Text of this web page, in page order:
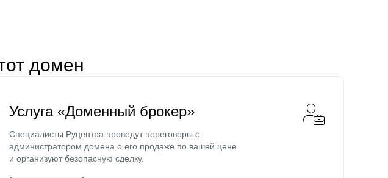
домен
Услуга «Доменный брокер»
Специалисты Руцентра проведут переговоры с
администратором домена о его продаже по вашей цене
и организуют безопасную сделку.